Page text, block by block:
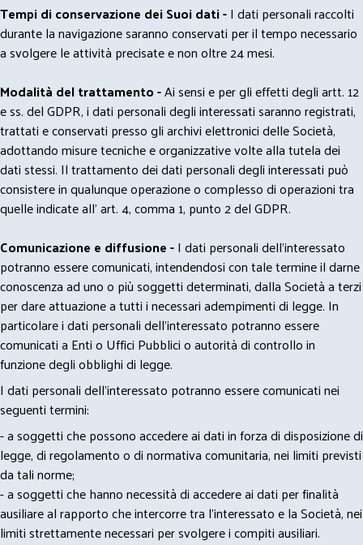
Tempi di conservazione dei Suoi dati -I dati personali raccolti
durante la navigazione saranno conservati per il tempo necessario
a svolgere le attività precisate e non oltre 24 mesi.
Modalità del trattamento -Ai sensi e per gli effetti degli artt. 12
e ss. del GDPR, i dati personali degli interessati saranno registrati,
trattati e conservati presso gli archivi elettronici delle Società,
adottando misure tecniche e organizzative volte alla tutela dei
dati stessi. Il trattamento dei dati personali degli interessati può
consistere in qualunque operazione o complesso di operazioni tra
quelle indicate all' art. 4, comma 1, punto 2 del GDPR.
Comunicazione e diffusione -I dati personali dell’interessato
potranno essere comunicati, intendendosi con tale termine il darne
conoscenza ad uno o più soggetti determinati, dalla Società a terzi
per dare attuazione a tutti i necessari adempimenti di legge. In
particolare i dati personali dell’interessato potranno essere
comunicati a Enti o Uffici Pubblici o autorità di controllo in
funzione degli obblighi di legge.
I dati personali dell’interessato potranno essere comunicati nei
seguenti termini:
- a soggetti che possono accedere ai dati in forza di disposizione di
legge, di regolamento o di normativa comunitaria, nei limiti previsti
da tali norme;
- a soggetti che hanno necessità di accedere ai dati per finalità
ausiliare al rapporto che intercorre tra l’interessato e la Società, nei
limiti strettamente necessari per svolgere i compiti ausiliari.